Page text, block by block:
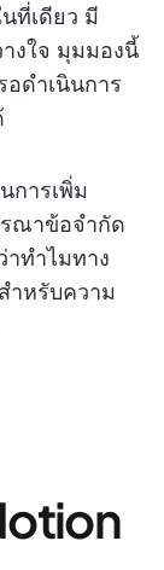
ที่เดียว มี
งใจ มุมมองนี้
ดำเนินการ
การเพิ่ม
ณาข้อจำกัด
าทำไมทาง
ำหรับความ